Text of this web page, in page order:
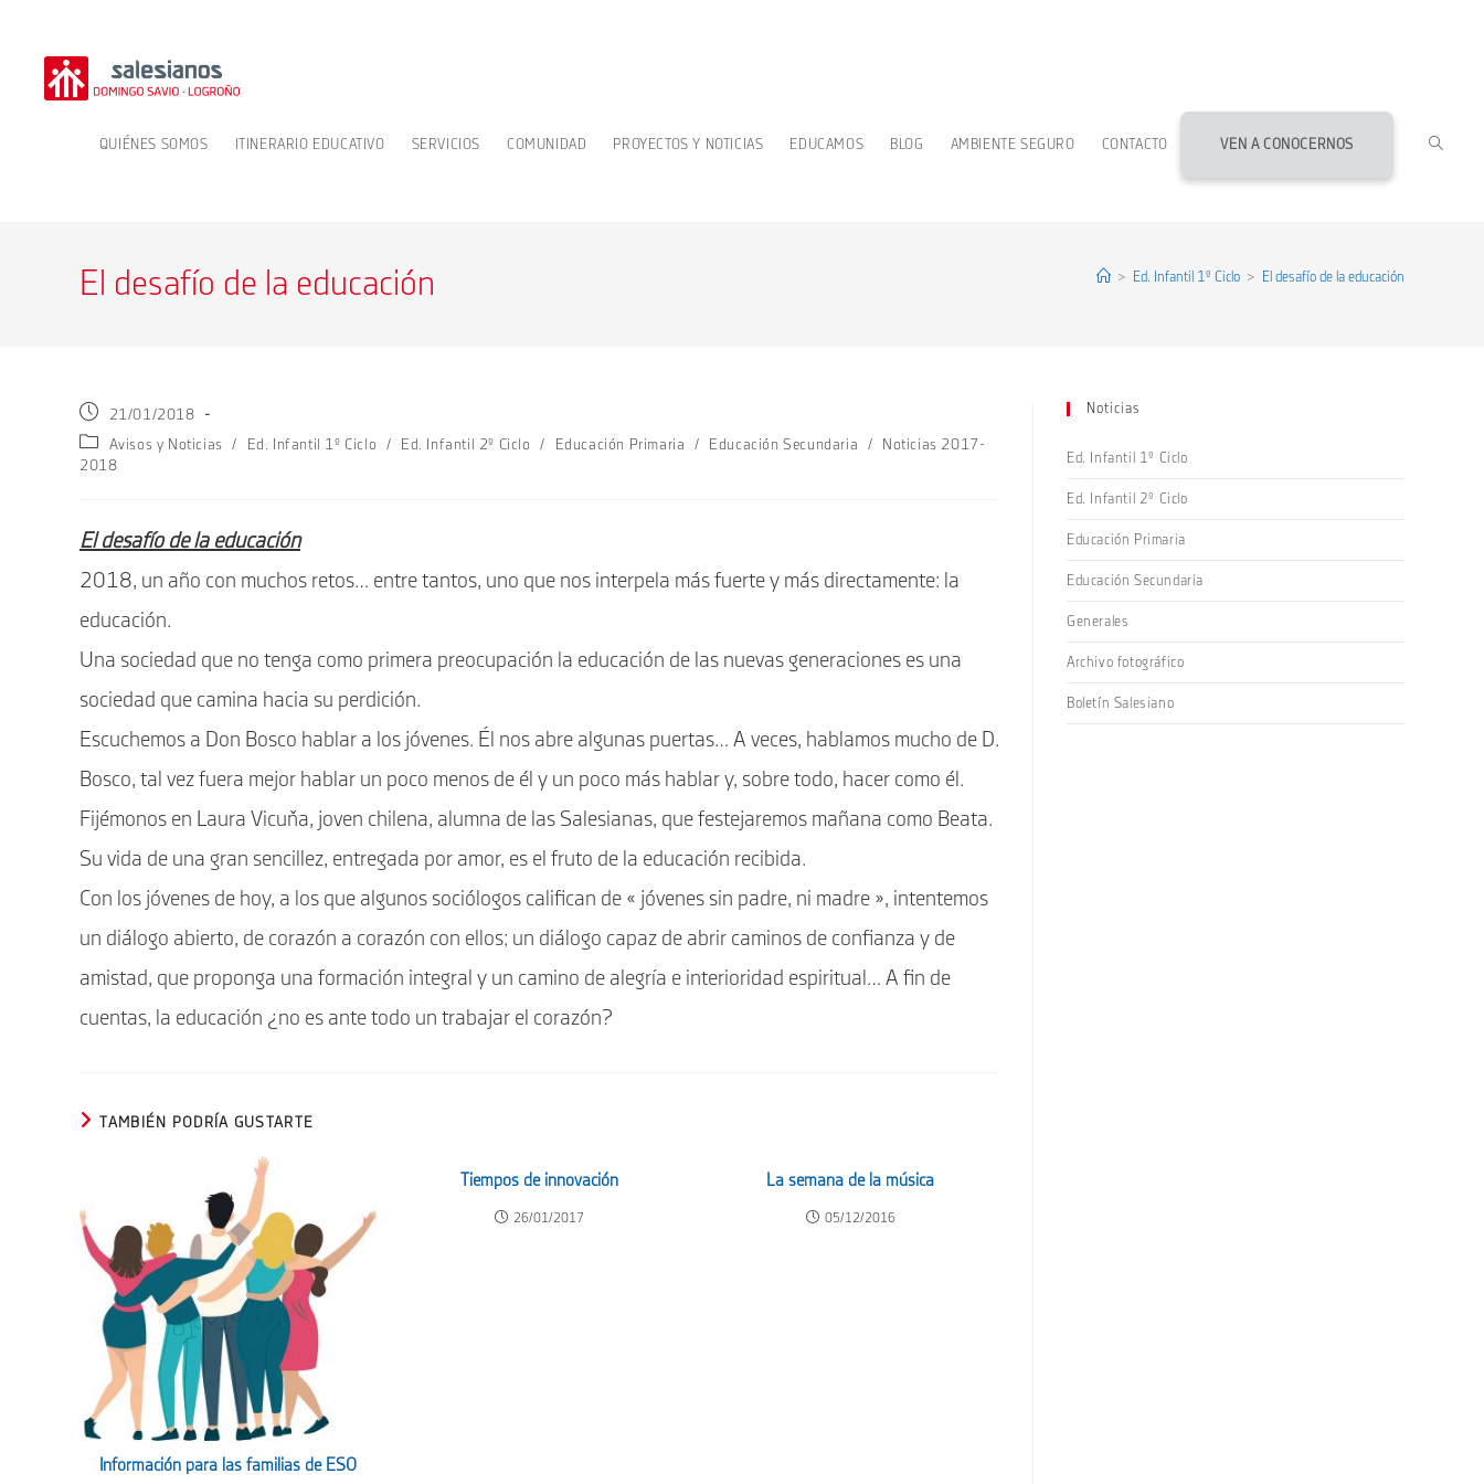
contenido
QUIÉNES SOMOS ITINERARIO EDUCATIVO SERVICIOS COMUNIDAD PROYECTOS Y NOTICIAS EDUCAMOS BLOG AMBIENTE SEGURO CONTACTO VEN A CONOCERNOS
El desafío de la educación > Ed. Infantil 1º Ciclo > El desafío de la educación
Publicación
de
la
entrada:
21/01/2018
Categoría
de
Avisos y Noticias / Ed. Infantil 1º Ciclo / Ed. Infantil 2º Ciclo / Educación Primaria / Educación Secundaria /
Noticias 2017-
2018
El desafío de la educación
2018, un año con muchos retos… entre tantos, uno que nos interpela más fuerte y más directamente: la
educación.
Una sociedad que no tenga como primera preocupación la educación de las nuevas generaciones es una
sociedad que camina hacia su perdición.
Escuchemos a Don Bosco hablar a los jóvenes. Él nos abre algunas puertas… A veces, hablamos mucho de D.
Bosco, tal vez fuera mejor hablar un poco menos de él y un poco más hablar y, sobre todo, hacer como él.
Fijémonos en Laura Vicuňa, joven chilena, alumna de las Salesianas, que festejaremos mañana como Beata.
Su vida de una gran sencillez, entregada por amor, es el fruto de la educación recibida.
Con los jóvenes de hoy, a los que algunos sociólogos califican de « jóvenes sin padre, ni madre », intentemos
un diálogo abierto, de corazón a corazón con ellos; un diálogo capaz de abrir caminos de confianza y de
amistad, que proponga una formación integral y un camino de alegría e interioridad espiritual… A fin de
cuentas, la educación ¿no es ante todo un trabajar el corazón?
TAMBIÉN PODRÍA GUSTARTE
Información para las familias de ESO
Tiempos de innovación
26/01/2017
La semana de la música
05/12/2016
Noticias
Ed. Infantil 1º Ciclo
Ed. Infantil 2º Ciclo
Educación Primaria
Educación Secundaria
Generales
Archivo fotográfico
Boletín Salesiano